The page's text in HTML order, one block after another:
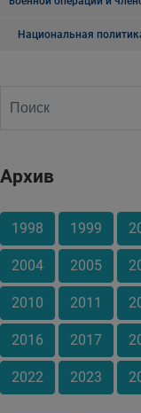
Национальная
Архив
1998 1999
2004 2005
2010 2011
2016 2017
2022 2023